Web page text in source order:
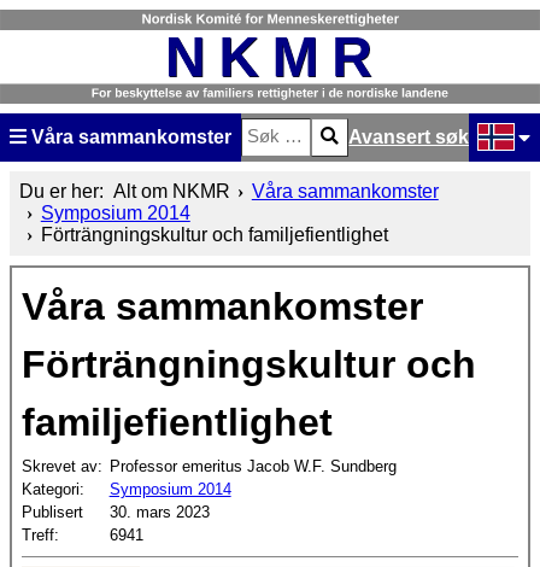
Våra sammankomster
Søk
Type 2 or more characters for
Avansert søk
Du er her: Alt om NKMR
Våra sammankomster
Symposium 2014
Förträngningskultur och familjefientlighet
Våra sammankomster
Förträngningskultur och
familjefientlighet
Skrevet av: Professor emeritus Jacob W.F. Sundberg
Kategori:
Symposium 2014
Publisert
30. mars 2023
Treff:
6941